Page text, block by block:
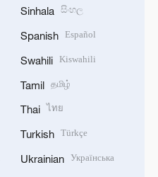
Sinhala සිංහල
Spanish Español
Swahili Kiswahili
Tamil தமிழ்
Thai ไทย
Turkish Türkçe
Ukrainian Українська